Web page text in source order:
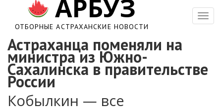
АРБУЗ
ОТБОРНЫЕ АСТРАХАНСКИЕ НОВОСТИ
Астраханца поменяли на
министра из Южно-
Сахалинска в правительстве
России
Кобылкин — все